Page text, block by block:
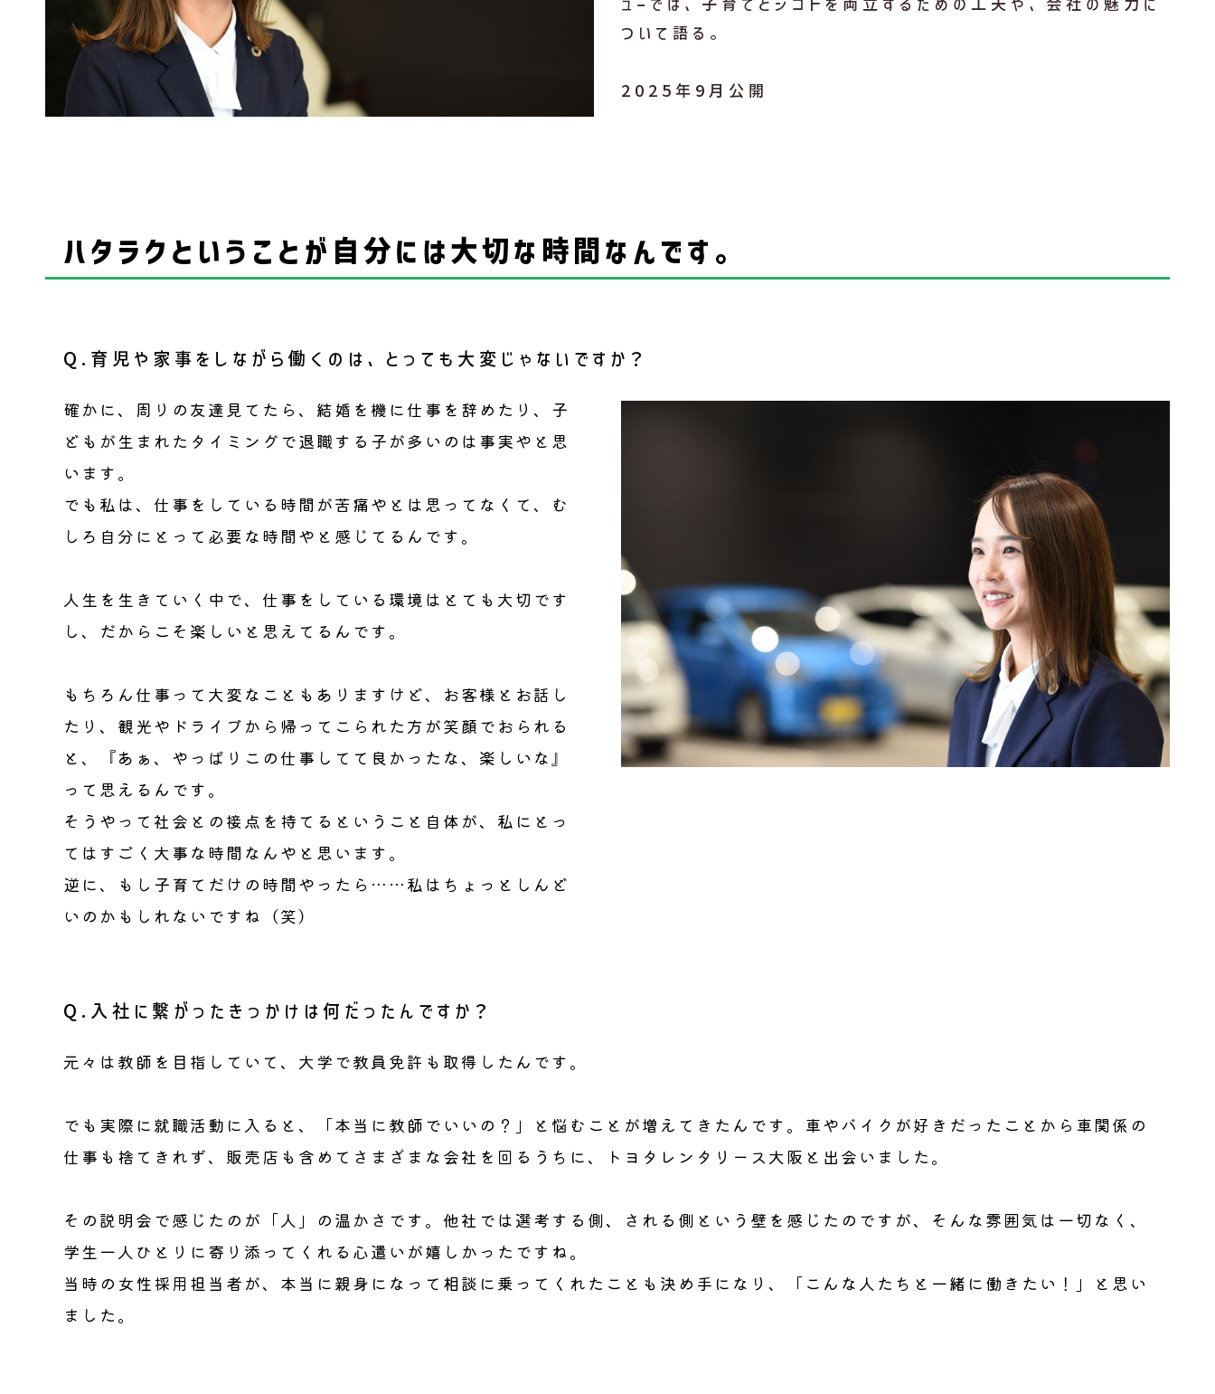
ついて語る。
2025年9月公開
ハタラクということが自分には大切な時間なんです。
Q.育児や家事をしながら働くのは、とっても大変じゃないですか？
確かに、周りの友達見てたら、結婚を機に仕事を辞めたり、子
どもが生まれたタイミングで退職する子が多いのは事実やと思
います。
でも私は、仕事をしている時間が苦痛やとは思ってなくて、む
しろ自分にとって必要な時間やと感じてるんです。
人生を生きていく中で、仕事をしている環境はとても大切です
し、だからこそ楽しいと思えてるんです。
もちろん仕事って大変なこともありますけど、お客様とお話し
たり、観光やドライブから帰ってこられた方が笑顔でおられる
と、『あぁ、やっぱりこの仕事してて良かったな、楽しいな』
って思えるんです。
そうやって社会との接点を持てるということ自体が、私にとっ
てはすごく大事な時間なんやと思います。
逆に、もし子育てだけの時間やったら……私はちょっとしんど
いのかもしれないですね（笑）
Q.入社に繋がったきっかけは何だったんですか？
元々は教師を目指していて、大学で教員免許も取得したんです。
でも実際に就職活動に入ると、「本当に教師でいいの？」と悩むことが増えてきたんです。車やバイクが好きだったことから車関係の
仕事も捨てきれず、販売店も含めてさまざまな会社を回るうちに、トヨタレンタリース大阪と出会いました。
その説明会で感じたのが「人」の温かさです。他社では選考する側、される側という壁を感じたのですが、そんな雰囲気は一切なく、
学生一人ひとりに寄り添ってくれる心遣いが嬉しかったですね。
当時の女性採用担当者が、本当に親身になって相談に乗ってくれたことも決め手になり、「こんな人たちと一緒に働きたい！」と思い
ました。